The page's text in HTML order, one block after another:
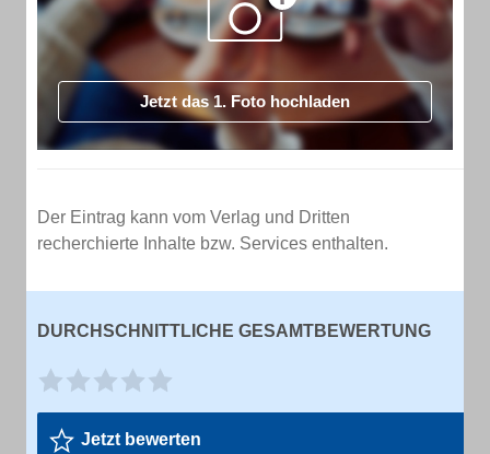
Jetzt das 1. Foto hochladen
Der Eintrag kann vom Verlag und Dritten
recherchierte Inhalte bzw. Services enthalten.
DURCHSCHNITTLICHE GESAMTBEWERTUNG
Jetzt bewerten